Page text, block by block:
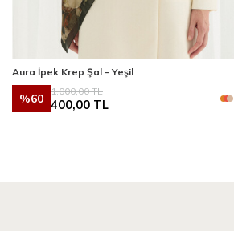
Aura İpek Krep Şal - Yeşil
%60
1.000,00TL
400,00 TL